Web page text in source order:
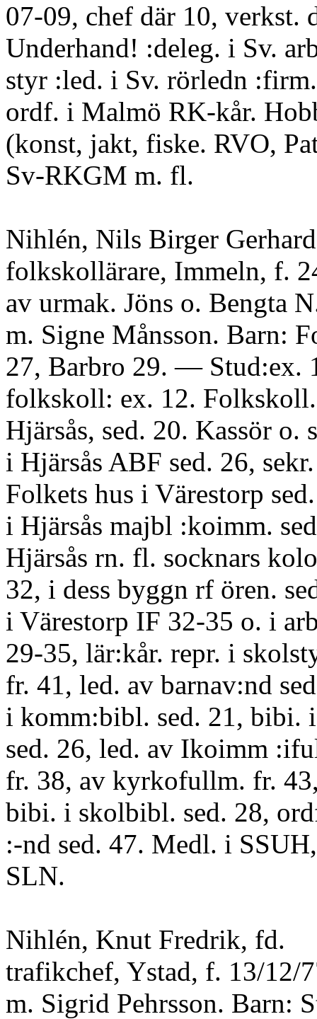
07-09, chef där 10, verkst.
Underhand! :deleg. i Sv.
styr :led. i Sv. rörledn
ordf. i Malmö RK-kår.
(konst, jakt, fiske. RVO,
Sv-RKGM m. fl.
Nihlén, Nils Birger
folkskollärare, Immeln, f.
av urmak. Jöns o. Bengta
m. Signe Månsson. Barn:
27, Barbro 29. — Stud:ex.
folkskoll: ex. 12.
Hjärsås, sed. 20. Kassör o.
i Hjärsås ABF sed. 26,
Folkets hus i Värestorp
i Hjärsås majbl :koimm.
Hjärsås rn. fl. socknars
32, i dess byggn rf ören.
i Värestorp IF 32-35 o. i
29-35, lär:kår. repr. i
fr. 41, led. av barnav:nd
i komm:bibl. sed. 21, bibi.
sed. 26, led. av Ikoimm
fr. 38, av kyrkofullm. fr.
bibi. i skolbibl. sed. 28,
:-nd sed. 47. Medl. i
SLN.
Nihlén, Knut Fredrik, fd.
trafikchef, Ystad, f. 13/12/
m. Sigrid Pehrsson. Barn: